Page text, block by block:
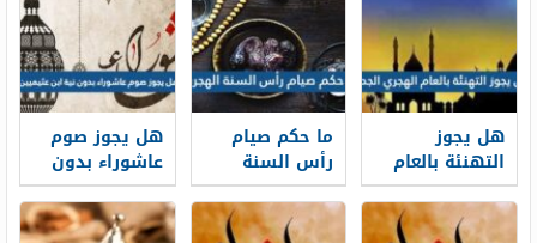
هل يجوز
التهنئة بالعام
الهجري الجديد
1448
ما حكم صيام
رأس السنة
الهجرية
هل يجوز صوم
عاشوراء بدون
نية ابن عثيميين